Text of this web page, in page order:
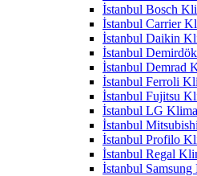
İstanbul Bosch
İstanbul Carrier
İstanbul Daikin
İstanbul
İstanbul Demrad
İstanbul Ferroli
İstanbul Fujitsu
İstanbul LG
İstanbul
İstanbul Profilo
İstanbul Regal
İstanbul